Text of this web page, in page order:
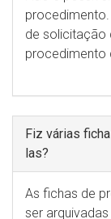
de solicitação
procedimento
Fiz várias
las?
As fichas de
ser